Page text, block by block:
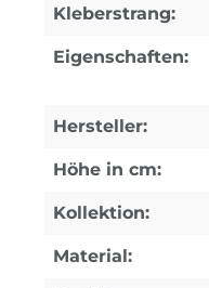
Kleberstrang:
Eigenschaften:
Hersteller:
Höhe in cm:
Kollektion:
Material: